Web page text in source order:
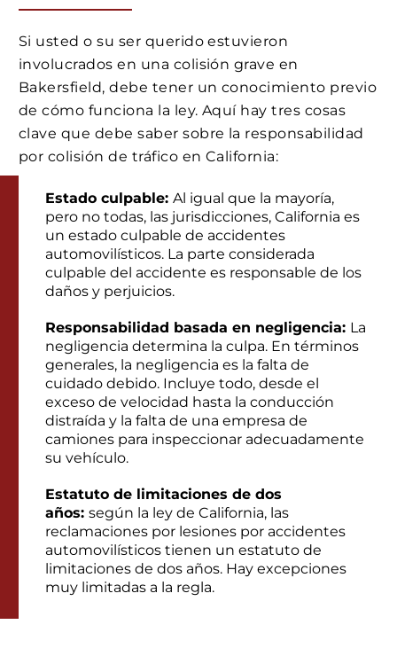
Si usted o su ser querido estuvieron
involucrados en una colisión grave en
Bakersfield, debe tener un conocimiento previo
de cómo funciona la ley. Aquí hay tres cosas
clave que debe saber sobre la responsabilidad
por colisión de tráfico en California:
Estado culpable: Al igual que la mayoría,
pero no todas, las jurisdicciones, California es
un estado culpable de accidentes
automovilísticos. La parte considerada
culpable del accidente es responsable de los
daños y perjuicios.
Responsabilidad basada en negligencia: La
negligencia determina la culpa. En términos
generales, la negligencia es la falta de
cuidado debido. Incluye todo, desde el
exceso de velocidad hasta la conducción
distraída y la falta de una empresa de
camiones para inspeccionar adecuadamente
su vehículo.
Estatuto de limitaciones de dos
años: según la ley de California, las
reclamaciones por lesiones por accidentes
automovilísticos tienen un estatuto de
limitaciones de dos años. Hay excepciones
muy limitadas a la regla.